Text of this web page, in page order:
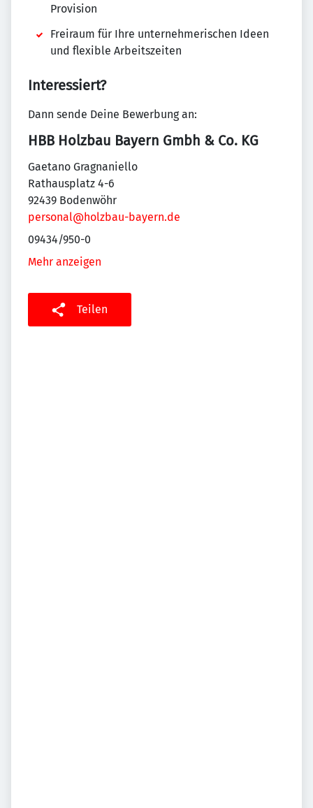
Provision
Freiraum für Ihre unternehmerischen Ideen
und flexible Arbeitszeiten
Interessiert?
Dann sende Deine Bewerbung an:
HBB Holzbau Bayern Gmbh & Co. KG
Gaetano Gragnaniello
Rathausplatz 4-6
92439 Bodenwöhr
personal@holzbau-bayern.de
09434/950-0
Mehr anzeigen
Teilen